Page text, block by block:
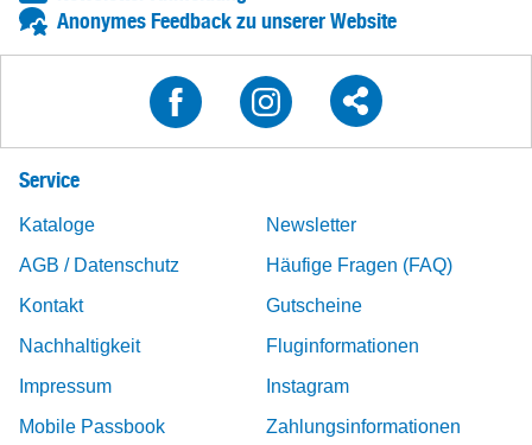
Anonymes Feedback zu unserer Website
Service
Kataloge
Newsletter
AGB / Datenschutz
Häufige Fragen (FAQ)
Kontakt
Gutscheine
Nachhaltigkeit
Fluginformationen
Impressum
Instagram
Mobile Passbook
Zahlungsinformationen